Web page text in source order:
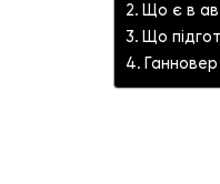
Що є в
Що